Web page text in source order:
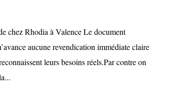
chez Rhodia à Valence Le document
aucune revendication immédiate claire
leurs besoins réels.Par contre on